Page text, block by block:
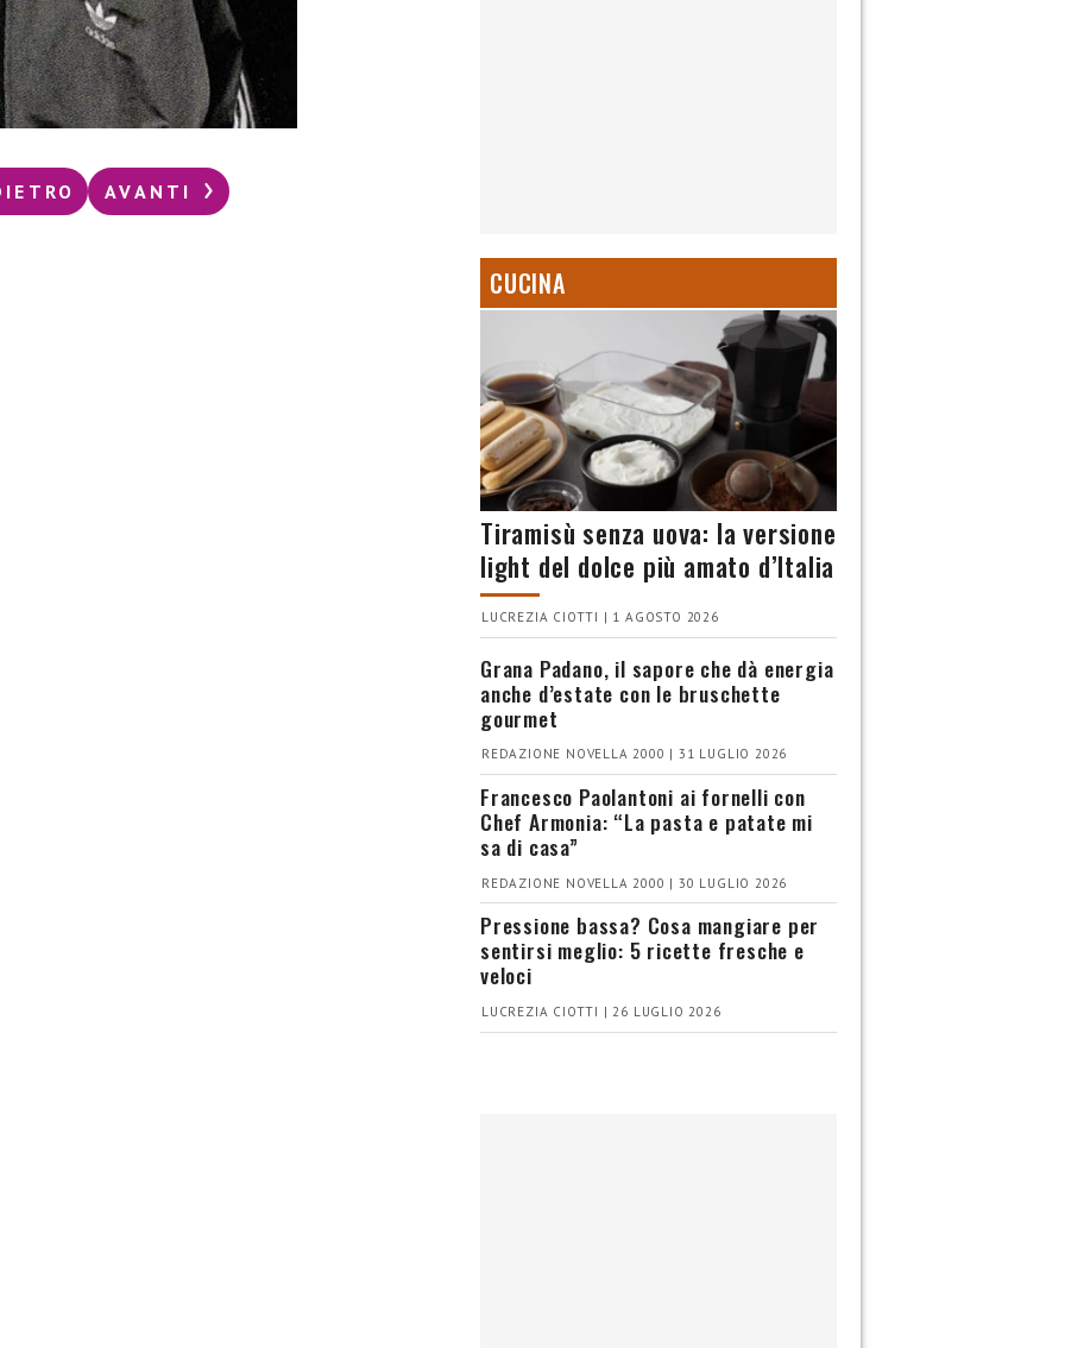
AVANTI
CUCINA
Tiramisù senza uova: la versione
light del dolce più amato d’Italia
LUCREZIA CIOTTI | 1 AGOSTO 2026
Grana Padano, il sapore che dà energia
anche d’estate con le bruschette
gourmet
REDAZIONE NOVELLA 2000 | 31 LUGLIO 2026
Francesco Paolantoni ai fornelli con
Chef Armonia: “La pasta e patate mi
sa di casa”
REDAZIONE NOVELLA 2000 | 30 LUGLIO 2026
Pressione bassa? Cosa mangiare per
sentirsi meglio: 5 ricette fresche e
veloci
LUCREZIA CIOTTI | 26 LUGLIO 2026